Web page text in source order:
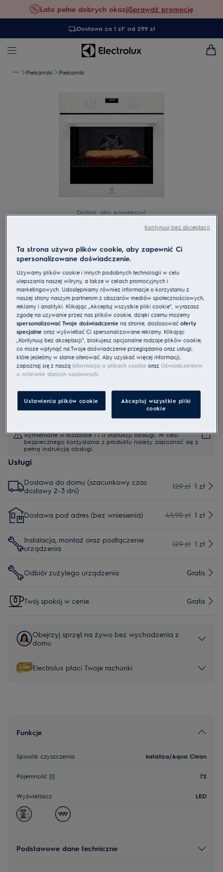
Lato pełne dobrych okazjiSprawdź promocję
Dostawa za 1 zł* od 299 zł
Piekarniki Piekarnik
Dotknij, aby powiększyć
EOF5F50V
Piekarnik SurroundCook 600
kataliza
4.9 (122)
Karta informacyjna UE
Cechy
Piekarnik seria 600 Surround Cook® z termoobiegiem dla
równomiernego pieczenia.
Równomierne pieczenie nawet na 3 poziomach jednocześnie.
Łatwe czyszczenie
Instrukcje bezpieczeństwa i ostrzeżenia dotyczące
wymienione w rozdziale I i II instrukcji obsługi. W celu
bezpiecznego korzystania z produktu należy zapoznać się z
pełną instrukcją obsługi.
Usługi
Dostawa do domu (szacunkowy czas
dostawy 2-3 dni)
129 zł 1 zł
Dostawa pod adres (bez wniesienia) 49,90 zł 1 zł
Instalacja, montaż oraz podłączenie
urządzenia
129 zł 1 zł
Odbiór zużytego urządzenia Gratis
Twój spokój w cenie Gratis
Obejrzyj sprzęt na żywo bez wychodzenia z
domu
Electrolux płaci Twoje rachunki
Funkcje
Sposób czyszczenia kataliza/Aqua Clean
Pojemność [l] 72
Wyświetlacz LED
Podstawowe dane techniczne
Ta strona używa plików cookie, aby zapewnić Ci
spersonalizowane doświadczenie.
Używamy plików cookie i innych podobnych technologii w celu
ulepszania naszej witryny, a także w celach promocyjnych i
marketingowych. Udostępniamy również informacje o korzystaniu z
naszej strony naszym partnerom z obszarów mediów społecznościowych,
reklamy i analityki. Klikając „Akceptuj wszystkie pliki cookie", wyrażasz
zgodę na używanie przez nas plików cookie, dzięki czemu możemy
spersonalizować Twoje doświadczenie na stronie, dostosowaćoferty
specjalne oraz wyświetlać Ci spersonalizowane reklamy. Klikając
„Kontynuuj bez akceptacji", blokujesz opcjonalne rodzaje plików cookie,
co może wpłynąć na Twoje doświadczenie przeglądania oraz usługi,
które jesteśmy w stanie oferować. Aby uzyskać więcej informacji,
zapoznaj się z naszą Informacją o plikach cookie orazOświadczeniem
o ochronie danych osobowych.
Ustawienia plików cookie
Akceptuj wszystkie pliki
cookie
Kontynuuj bez akceptacji